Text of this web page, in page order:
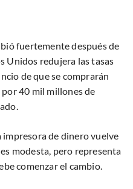
fuertemente después de
Unidos redujera las tasas
de que se comprarán
40 mil millones de
impresora de dinero vuelve
modesta, pero representa
comenzar el cambio.